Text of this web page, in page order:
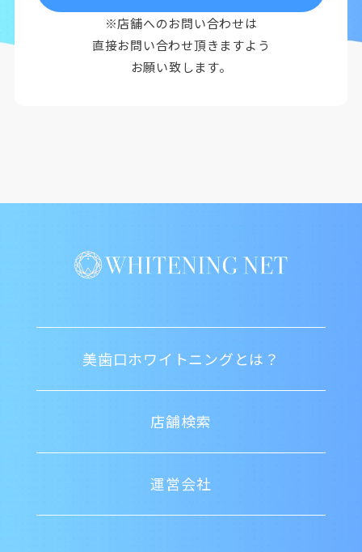
※店舗へのお問い合わせは
直接お問い合わせ頂きますよう
お願い致します。
美歯口ホワイトニングとは？
店舗検索
運営会社